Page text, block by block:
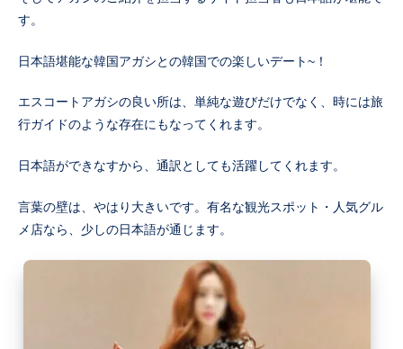
す。
日本語堪能な韓国アガシとの韓国での楽しいデート~！
エスコートアガシの良い所は、単純な遊びだけでなく、時には旅
行ガイドのような存在にもなってくれます。
日本語ができなすから、通訳としても活躍してくれます。
言葉の壁は、やはり大きいです。有名な観光スポット・人気グル
メ店なら、少しの日本語が通じます。